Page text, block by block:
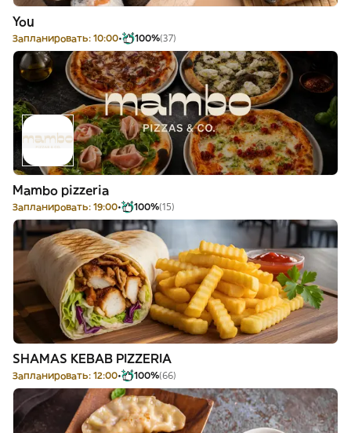
You
Запланировать: 10:00 100%(37)
Mambo pizzeria
Запланировать: 19:00 100%(15)
SHAMAS KEBAB PIZZERIA
Запланировать: 12:00 100%(66)